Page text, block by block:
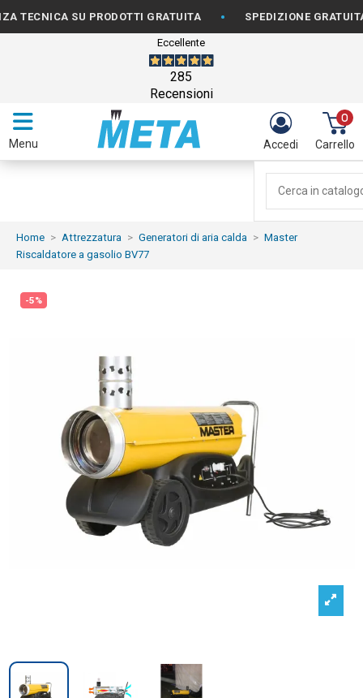
SU PRODOTTI GRATUITA • SPEDIZIONE GRATUITA
Eccellente
285
Recensioni
Menu Accedi
0
Carrello
Home Attrezzatura Generatori di aria calda
Master
Riscaldatore a gasolio BV77
-5%